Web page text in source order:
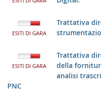
ESITI DI GARA
Trattativa
ESITI DI GARA
Trattativa
della
analisi
PNC